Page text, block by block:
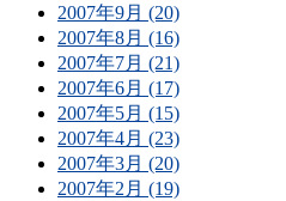
2007年9月 (20)
2007年8月 (16)
2007年7月 (21)
2007年6月 (17)
2007年5月 (15)
2007年4月 (23)
2007年3月 (20)
2007年2月 (19)